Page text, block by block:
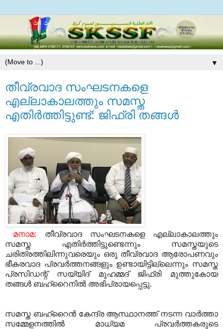
▼
തീവ്രവാദ സംഘടനകളെ
എല്ലാകാലത്തും സമസ്ത
എതിര്‍ത്തിട്ടുണ്ട്: ജിഫ്‌രി തങ്ങള്‍
മനാമ: തീവ്രവാദ സംഘടനകളെ എല്ലാകാലത്തും
സമസ്ത എതിര്‍ത്തിട്ടുണ്ടെന്നും സമസ്തയുടെ
ചരിത്രത്തിലിന്നുവരെയും ഒരു തീവ്രവാദ ആരോപണവും
ഭീകരവാദ പ്രവര്‍ത്തനങ്ങളും ഉണ്ടായിട്ടില്ലെന്നും സമസ്ത
പ്രസിഡന്റ് സയ്യിദ് മുഹമ്മദ് ജിഫ്‌രി മുത്തുകോയ
തങ്ങള്‍ ബഹ്‌റൈനില്‍ അഭിപ്രായപ്പെട്ടു.
സമസ്ത ബഹ്‌റൈന്‍ കേന്ദ്ര ആസ്ഥാനത്ത് നടന്ന വാര്‍ത്താ
സമ്മേളനത്തില്‍ മാധ്യമ പ്രവര്‍ത്തകരുടെ